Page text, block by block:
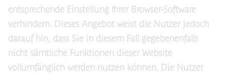
entsprechende Einstellung Ihrer Browser-Software
verhindern. Dieses Angebot weist die Nutzer jedoch
darauf hin, dass Sie in diesem Fall gegebenenfalls
nicht sämtliche Funktionen dieser Website
vollumfänglich werden nutzen können. Die Nutzer